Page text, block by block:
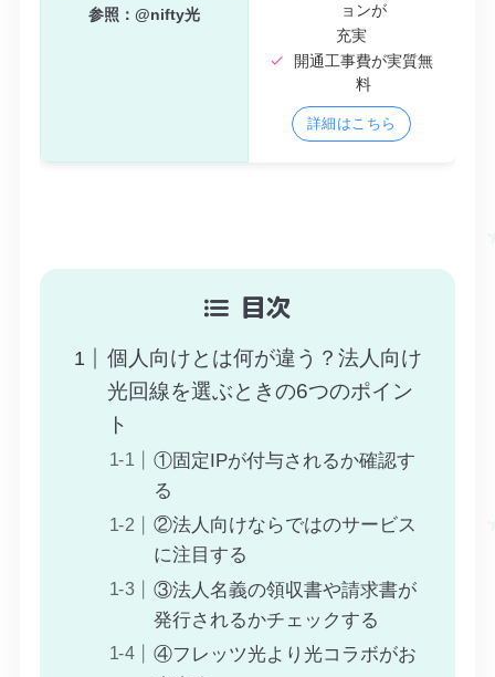
参照：@nifty光
ョンが
充実
開通工事費が実質無
料
詳細はこちら
目次
個人向けとは何が違う？法人向け
光回線を選ぶときの6つのポイン
ト
①固定IPが付与されるか確認す
る
②法人向けならではのサービス
に注目する
③法人名義の領収書や請求書が
発行されるかチェックする
④フレッツ光より光コラボがお